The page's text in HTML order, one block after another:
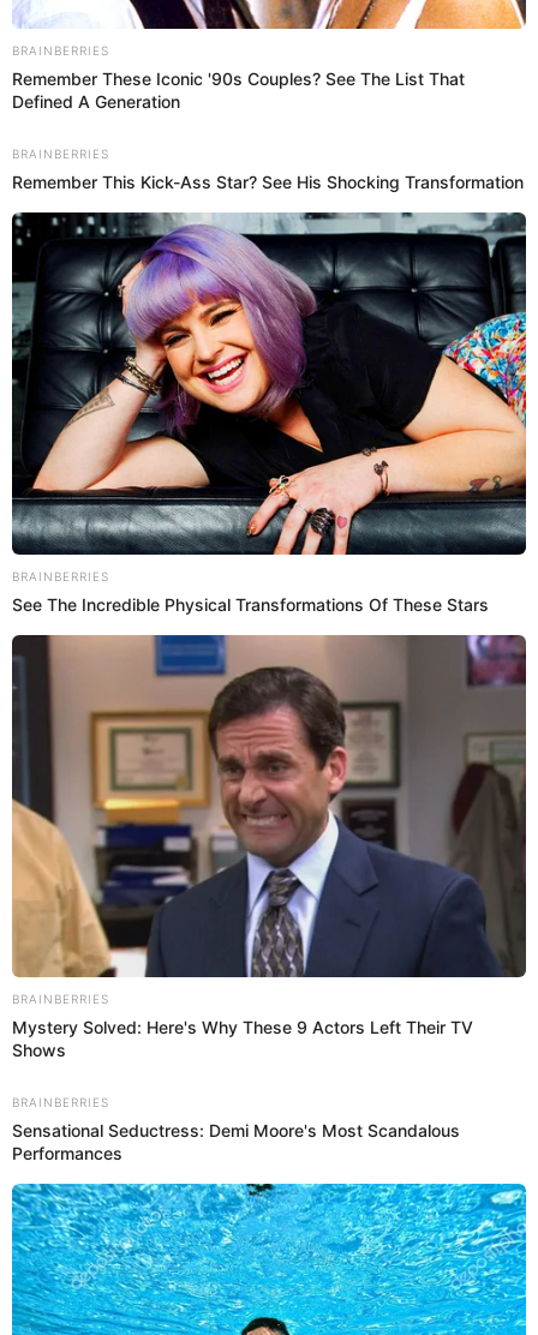
Aprovechó el momento para elogiar una vez más al padre
de su futura criatura, el deportista peruano
"Con latranquilidad que elegí bien al padre de mi hijo/hija
sé que será un buen padre, ¡eso lo noté siempre por sus
valores y crianza en casa!" Esta no es la primera vez que la
chalaca ocupa alguna oportunidad para elogiar a su
PUEDES VER:
Giuseppe Benignini humilla a Carlos Cacho y
revela íntimos chats: "Eres un asqueroso
acosador"
La verdadera razón por la que
Melissa Klug y Jesús Barco no lucen
su amor en redes sociales
En una simple y corta respuesta,Melissa Klugreveló que
para tristeza de sus haters ella y el futbolista delSport
Boysestarían más felices que nunca, y que solo habrían
decidido ya no exhibir su romance en fotografías.
"No subimos muchas fotos, pero nadie sabe lo felices que
somos juntos", así lo dejó bien claro la empresaria en su
cuenta oficial de Instagram, donde compartió con sus fans
algunos de sus momentos conJesús Barco
y echando por
tierra los rumores de una separación.
PUEDES VER:
La misteriosa razón por la que Ada Chura
abandonó la fama y empezó de cero en el
extranjero cuidando niños y ancianos
Jesús Barco agradece a Melissa Klug
por darle la dicha de ser padre
“No puedo describir el momento por el cual estoy pasando.
ganas de querer salir adelante y gracias a Dios puedo
apoyar con goles”, declaró.
de querer ganar el partido. Sabíamos cómo iba a ser el
encuentro y la forma de que teníamos que jugarlo, y este
es el resultado. Estoy feliz por los compañeros, que
entraron y jugaron. Hay que escalar y debemos ganar
todo”, agregó.